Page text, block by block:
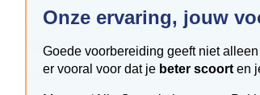
Onze ervaring, jouw
Goede voorbereiding geeft niet
er vooral voor dat je beter scoort en